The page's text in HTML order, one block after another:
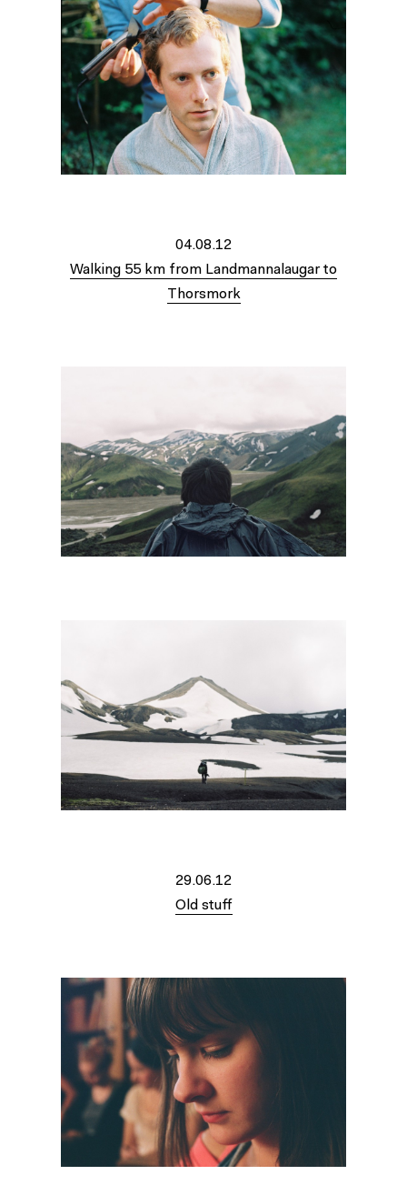
04.08.12
Walking 55 km from Landmannalaugar to
Thorsmork
29.06.12
Old stuff